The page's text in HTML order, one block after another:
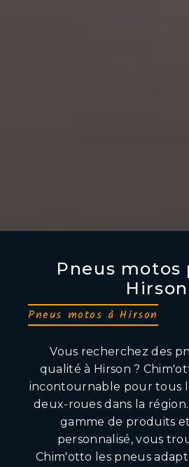
Pneus motos
Hirson
Pneus motos à Hirson
Vous recherchez des
qualité à Hirson ?
incontournable pour tous
deux-roues dans la
gamme de produits
personnalisé, vous
Chim'otto les pneus